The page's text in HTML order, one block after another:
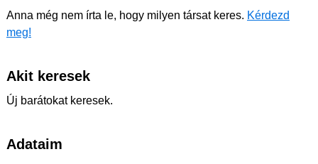
Anna még nem írta le, hogy milyen társat keres. Kérdezd
meg!
Akit keresek
Új barátokat keresek.
Adataim